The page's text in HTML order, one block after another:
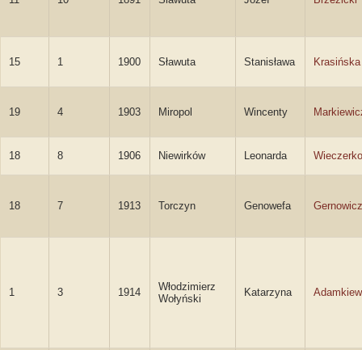
15 1 1900 Sławuta Stanisława Krasińska
19 4 1903 Miropol Wincenty
18 8 1906 Niewirków Leonarda
18 7 1913 Torczyn Genowefa Gernowicz
1 3 1914
Włodzimierz
Wołyński
Katarzyna